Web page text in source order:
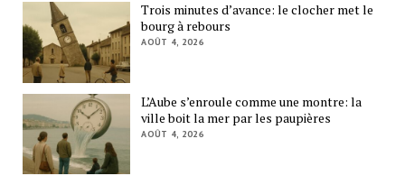
Trois minutes d’avance: le clocher met le
bourg à rebours
AOÛT 4, 2026
L’Aube s’enroule comme une montre: la
ville boit la mer par les paupières
AOÛT 4, 2026